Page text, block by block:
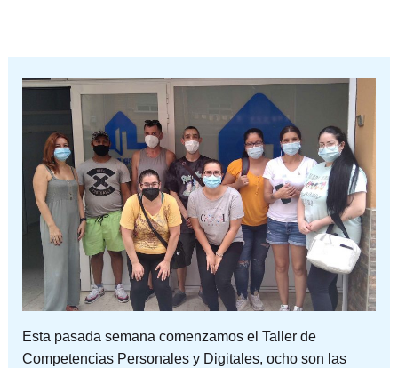
Esta pasada semana comenzamos el Taller de
Competencias Personales y Digitales, ocho son las